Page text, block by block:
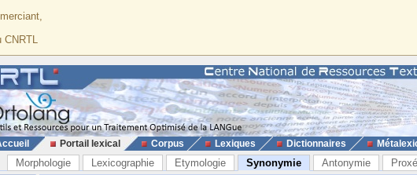
CNRTL
Portail lexical Corpus Lexiques Dictionnaires
Morphologie Lexicographie Etymologie Synonymie Antonymie